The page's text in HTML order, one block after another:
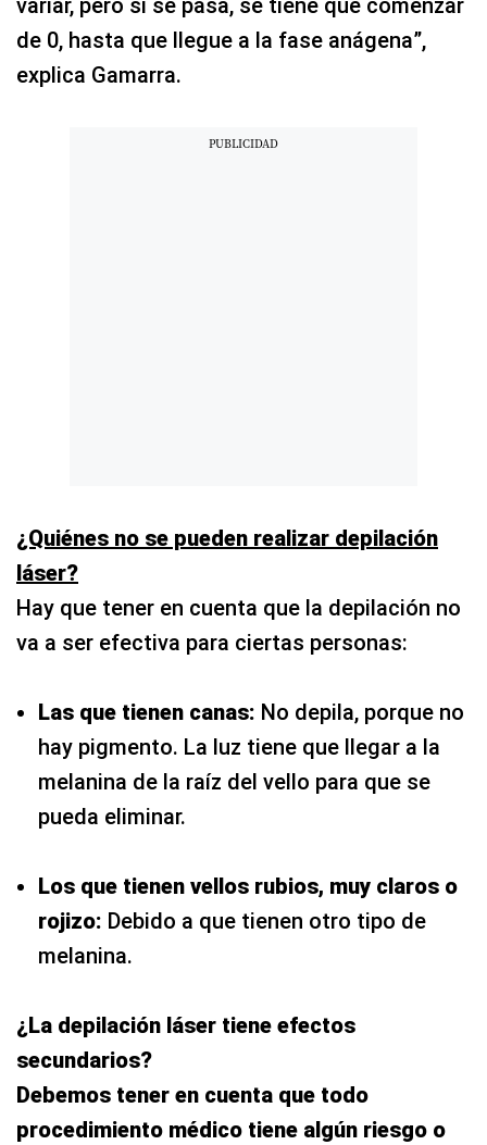
variar, pero si se pasa, se tiene que comenzar
de 0, hasta que llegue a la fase anágena”,
explica Gamarra.
¿Quiénes no se pueden realizar depilación
láser?
Hay que tener en cuenta que la depilación no
va a ser efectiva para ciertas personas:
Las que tienen canas: No depila, porque no
hay pigmento. La luz tiene que llegar a la
melanina de la raíz del vello para que se
pueda eliminar.
Los que tienen vellos rubios, muy claros o
rojizo: Debido a que tienen otro tipo de
melanina.
¿La depilación láser tiene efectos
secundarios?
Debemos tener en cuenta que todo
procedimiento médico tiene algún riesgo o